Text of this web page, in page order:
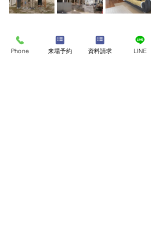
最新記事
Phone 来場予約 資料請求 LINE